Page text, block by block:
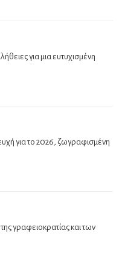
για μια ευτυχισμένη
για το 2026, ζωγραφισμένη
γραφειοκρατίας και των